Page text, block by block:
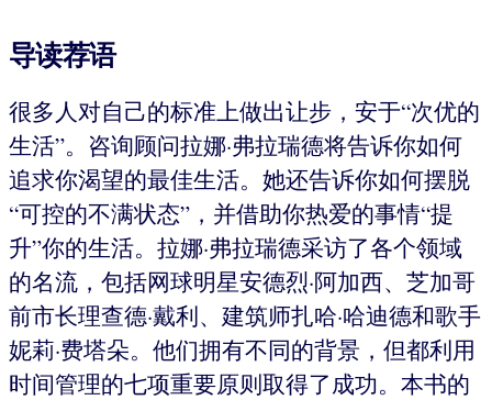
导读荐语
很多人对自己的标准上做出让步，安于“次优的
生活”。咨询顾问拉娜·弗拉瑞德将告诉你如何
追求你渴望的最佳生活。她还告诉你如何摆脱
“可控的不满状态”，并借助你热爱的事情“提
升”你的生活。拉娜·弗拉瑞德采访了各个领域
的名流，包括网球明星安德烈·阿加西、芝加哥
前市长理查德·戴利、建筑师扎哈·哈迪德和歌手
妮莉·费塔朵。他们拥有不同的背景，但都利用
时间管理的七项重要原则取得了成功。本书的